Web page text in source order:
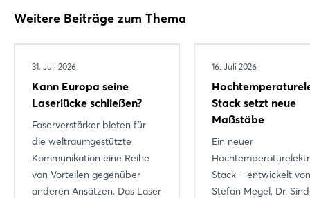
Weitere Beiträge zum Thema
31. Juli 2026
Kann Europa seine
Laserlücke schließen?
Faserverstärker bieten für
die weltraumgestützte
Kommunikation eine Reihe
von Vorteilen gegenüber
anderen Ansätzen. Das Laser
16. Juli 2026
Stack setzt neue
Maßstäbe
Ein neuer
Stack – entwickelt
Stefan Megel, Dr.
Login
Passwort vergessen?
Noch nicht angemeldet?
Jetzt registrieren